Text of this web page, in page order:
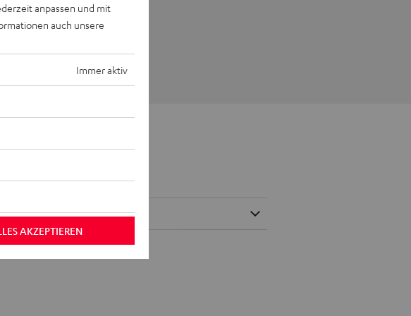
anpassen und mit
auch unsere
Immer aktiv
AKZEPTIEREN